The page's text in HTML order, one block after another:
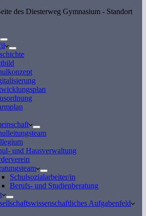
des Diesterweg Gymnasium - Standort
und Hausverwaltung
Schulsozialarbeiter/in
Berufs- und Studienberatung
Aufgabenfeld